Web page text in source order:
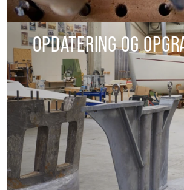
OPDATERING OG